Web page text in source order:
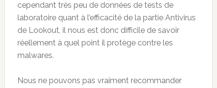
cependant très peu de données de tests de
laboratoire quant à l’efficacité de la partie Antivirus
de Lookout, il nous est donc difficile de savoir
réellement à quel point il protège contre les
malwares.
Nous ne pouvons pas vraiment recommander